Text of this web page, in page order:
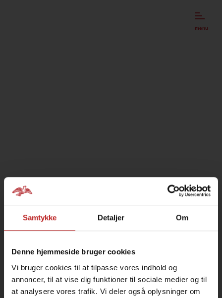
Samtykke Detaljer Om
Denne hjemmeside bruger cookies
Vi bruger cookies til at tilpasse vores indhold og
annoncer, til at vise dig funktioner til sociale medier og til
at analysere vores trafik. Vi deler også oplysninger om
menu